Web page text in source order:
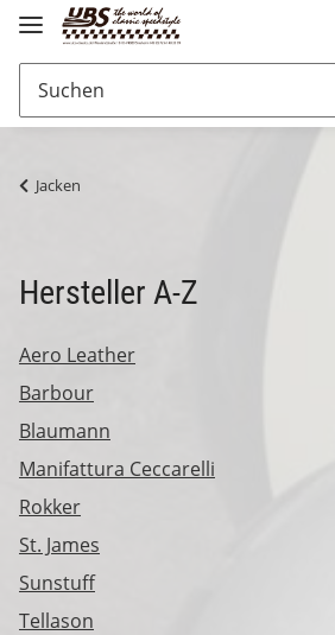
Jacken
Hersteller A-Z
Aero Leather
Barbour
Blaumann
Manifattura Ceccarelli
Rokker
St. James
Sunstuff
Tellason